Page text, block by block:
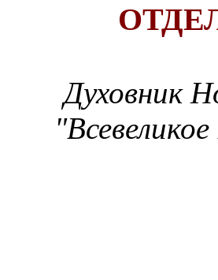
Духовник